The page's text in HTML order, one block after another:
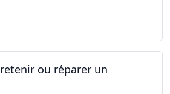
ou réparer un